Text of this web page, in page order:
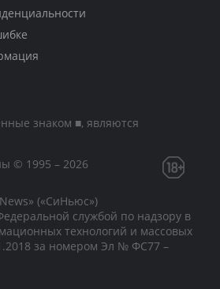
знаком ■, являются
© 1995 – 2026
(«СиНьюс»)
службой по надзору в
технологий и массовых
за номером Эл № ФС77 –